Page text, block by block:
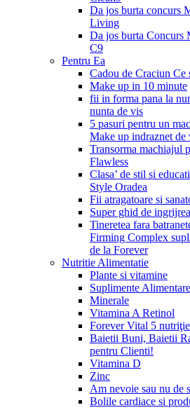
Da jos burta concurs
Living
Da jos burta Concurs
C9
Pentru Ea
Cadou de Craciun Ce
Make up in 10 minute
fii in forma pana la
nunta de vis
5 pasuri pentru un
Make up indraznet de
Transorma machiajul
Flawless
Clasa’ de stil si
Style Oradea
Fii atragatoare si
Super ghid de
Tineretea fara
Firming Complex
de la Forever
Nutritie Alimentatie
Plante si vitamine
Suplimente Alimentare
Minerale
Vitamina A Retinol
Forever Vital 5 nutriţie
Baietii Buni, Baietii
pentru Clienti!
Vitamina D
Zinc
Am nevoie sau nu de
Bolile cardiace si